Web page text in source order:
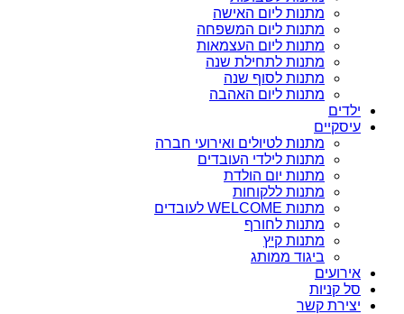
מתנות ליום האישה
מתנות ליום המשפחה
מתנות ליום העצמאות
מתנות לתחילת שנה
מתנות לסוף שנה
מתנות ליום האהבה
ילדים
עיסקיים
מתנות לטיולים ואירועי חברה
מתנות לילדי העובדים
מתנות יום הולדת
מתנות ללקוחות
מתנות WELCOME לעובדים
מתנות לחורף
מתנות קיץ
ביגוד ממותג
אירועים
סל קניות
יצירת קשר